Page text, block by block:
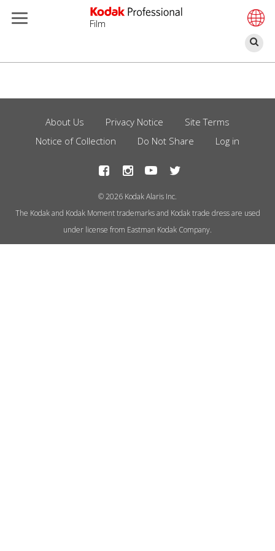
ข้าม
ยัง
Film
ค้
Footer
Menu
About Us Privacy Notice
Site Terms
Notice of Collection
Do Not Share Log in
© 2026 Kodak Alaris Inc.
The Kodak and Kodak Moment trademarks and Kodak trade dress are used
under license from Eastman Kodak Company.